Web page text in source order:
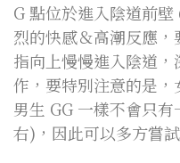
G 點位於進入陰道前
烈的快感＆高潮反應
指向上慢慢進入陰道
作，要特別注意的是
男生 GG 一樣不會只
右)，因此可以多方嘗